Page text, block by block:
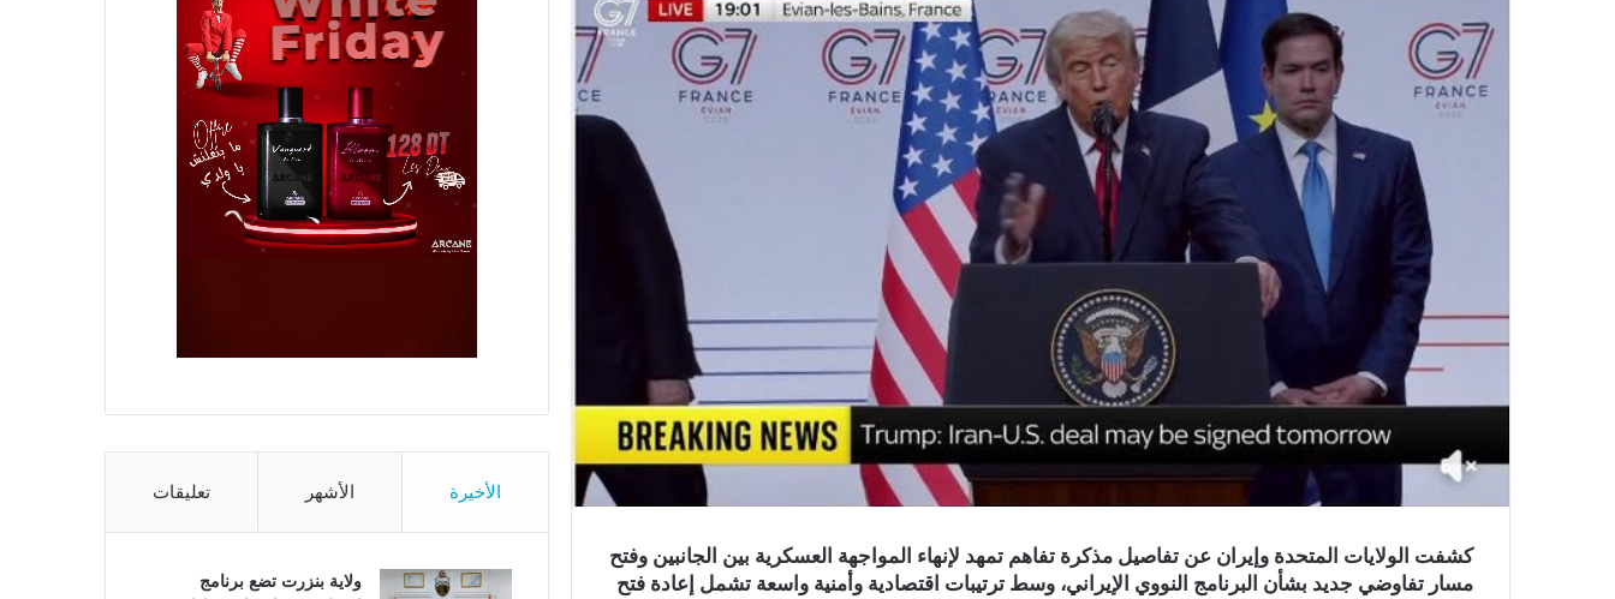
كشفت الولايات المتحدة وإيران عن تفاصيل مذكرة تفاهم تمهد لإنهاء المواجهة العسكرية بين الجانبين وفتح
مسار تفاوضي جديد بشأن البرنامج النووي الإيراني، وسط ترتيبات اقتصادية وأمنية واسعة تشمل إعادة فتح
الأخيرة الأشهر تعليقات
ولاية بنزرت تضع برنامج